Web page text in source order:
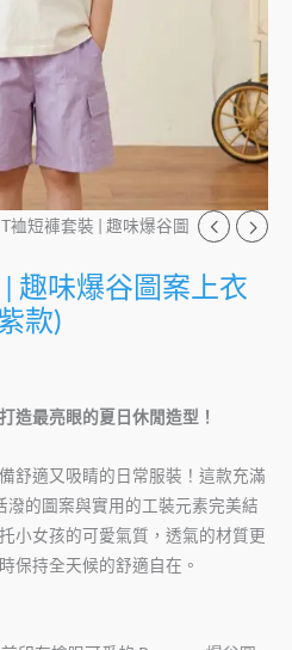
裇短褲套裝 | 趣味爆谷圖
趣味爆谷圖案上衣
款)
造最亮眼的夏日休閒造型！
舒適又吸睛的日常服裝！這款充滿
潑的圖案與實用的工裝元素完美結
小女孩的可愛氣質，透氣的材質更
保持全天候的舒適自在。